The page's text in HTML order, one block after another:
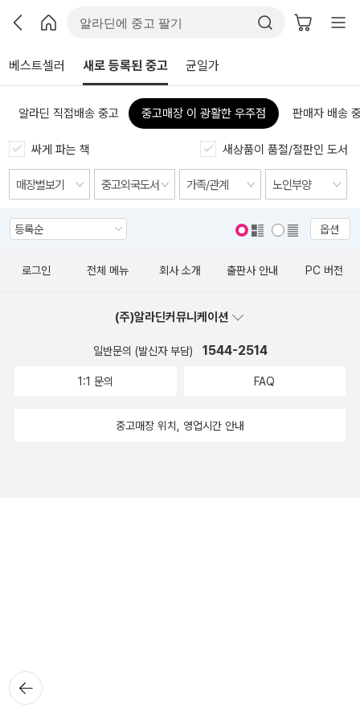
베스트셀러 새로 등록된 중고 균일가
알라딘 직접배송 중고 중고매장 이 광활한 우주점 판매자 배송
싸게 파는 책 새상품이 품절/절판인 도서
옵션
뒤로가
기
로그인 전체 메뉴 회사 소개 출판사 안내 PC 버전
(주)알라딘커뮤니케이션
일반문의 (발신자 부담) 1544-2514
1:1 문의 FAQ
중고매장 위치, 영업시간 안내